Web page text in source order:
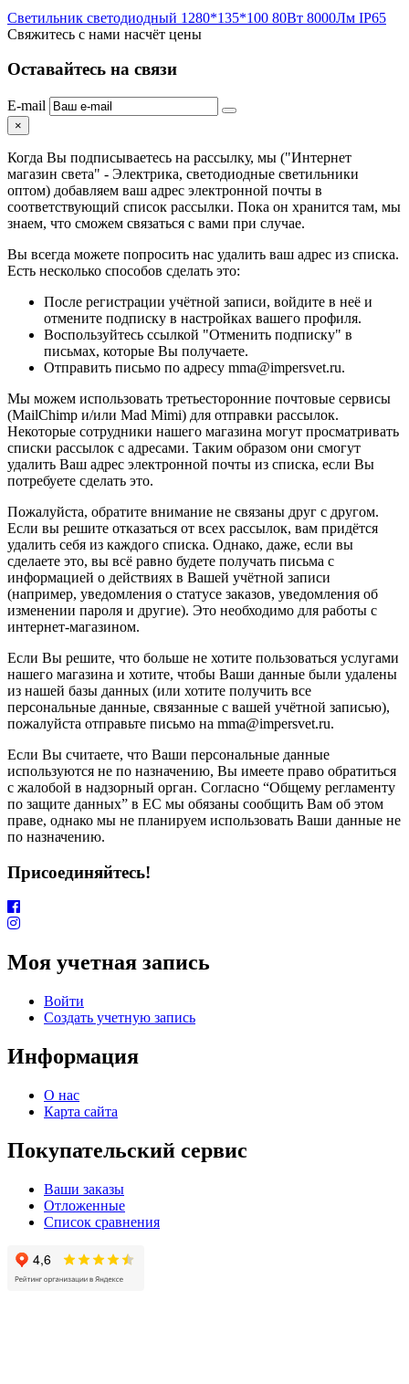
Светильник светодиодный 1280*135*100 80Вт 8000Лм IP65
Свяжитесь с нами насчёт цены
Оставайтесь на связи
E-mail
×
Когда Вы подписываетесь на рассылку, мы ("Интернет
магазин света" - Электрика, светодиодные светильники
оптом) добавляем ваш адрес электронной почты в
соответствующий список рассылки. Пока он хранится там, мы
знаем, что сможем связаться с вами при случае.
Вы всегда можете попросить нас удалить ваш адрес из списка.
Есть несколько способов сделать это:
После регистрации учётной записи, войдите в неё и
отмените подписку в настройках вашего профиля.
Воспользуйтесь ссылкой "Отменить подписку" в
письмах, которые Вы получаете.
Отправить письмо по адресу mma@impersvet.ru.
Мы можем использовать третьесторонние почтовые сервисы
(MailChimp и/или Mad Mimi) для отправки рассылок.
Некоторые сотрудники нашего магазина могут просматривать
списки рассылок с адресами. Таким образом они смогут
удалить Ваш адрес электронной почты из списка, если Вы
потребуете сделать это.
Пожалуйста, обратите внимание не связаны друг с другом.
Если вы решите отказаться от всех рассылок, вам придётся
удалить себя из каждого списка. Однако, даже, если вы
сделаете это, вы всё равно будете получать письма с
информацией о действиях в Вашей учётной записи
(например, уведомления о статусе заказов, уведомления об
изменении пароля и другие). Это необходимо для работы с
интернет-магазином.
Если Вы решите, что больше не хотите пользоваться услугами
нашего магазина и хотите, чтобы Ваши данные были удалены
из нашей базы данных (или хотите получить все
персональные данные, связанные с вашей учётной записью),
пожалуйста отправьте письмо на mma@impersvet.ru.
Если Вы считаете, что Ваши персональные данные
используются не по назначению, Вы имеете право обратиться
с жалобой в надзорный орган. Согласно “Общему регламенту
по защите данных” в ЕС мы обязаны сообщить Вам об этом
праве, однако мы не планируем использовать Ваши данные не
по назначению.
Присоединяйтесь!
Моя учетная запись
Войти
Создать учетную запись
Информация
О нас
Карта сайта
Покупательский сервис
Ваши заказы
Отложенные
Список сравнения